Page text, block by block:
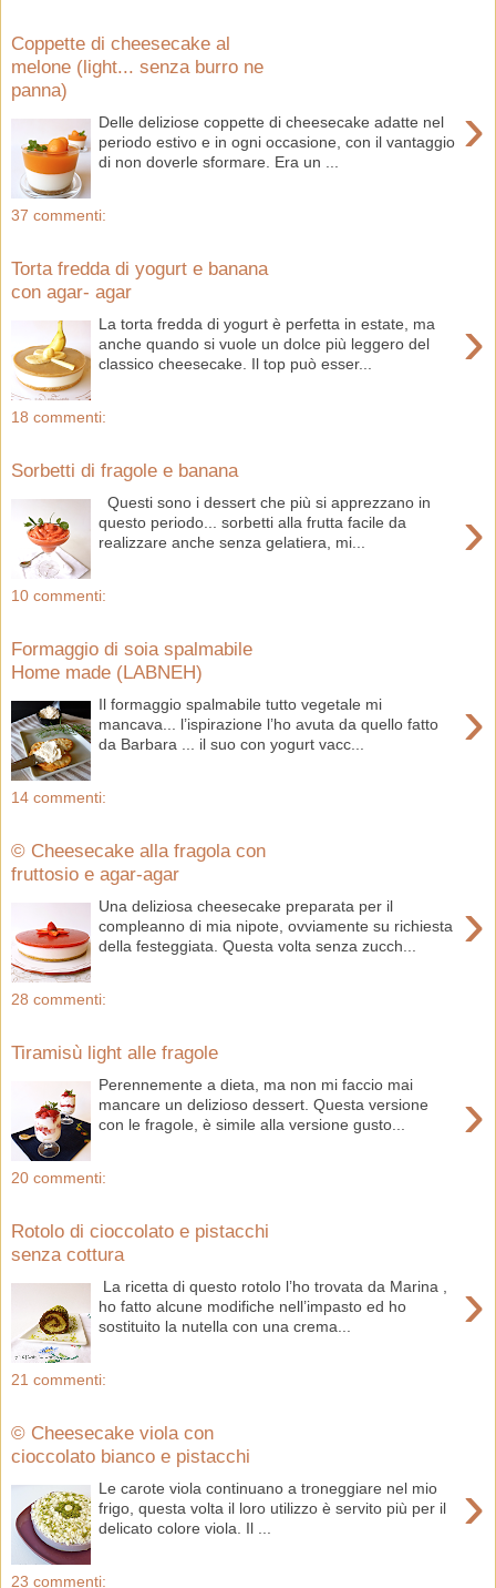
Coppette di cheesecake al
melone (light... senza burro ne
panna)
›
Delle deliziose coppette di cheesecake adatte nel
periodo estivo e in ogni occasione, con il vantaggio
di non doverle sformare. Era un ...
37 commenti:
Torta fredda di yogurt e banana
con agar- agar
›
La torta fredda di yogurt è perfetta in estate, ma
anche quando si vuole un dolce più leggero del
classico cheesecake. Il top può esser...
18 commenti:
Sorbetti di fragole e banana
›
Questi sono i dessert che più si apprezzano in
questo periodo... sorbetti alla frutta facile da
realizzare anche senza gelatiera, mi...
10 commenti:
Formaggio di soia spalmabile
Home made (LABNEH)
›
Il formaggio spalmabile tutto vegetale mi
mancava... l’ispirazione l’ho avuta da quello fatto
da Barbara ... il suo con yogurt vacc...
14 commenti:
© Cheesecake alla fragola con
fruttosio e agar-agar
›
Una deliziosa cheesecake preparata per il
compleanno di mia nipote, ovviamente su richiesta
della festeggiata. Questa volta senza zucch...
28 commenti:
Tiramisù light alle fragole
›
Perennemente a dieta, ma non mi faccio mai
mancare un delizioso dessert. Questa versione
con le fragole, è simile alla versione gusto...
20 commenti:
Rotolo di cioccolato e pistacchi
senza cottura
›
La ricetta di questo rotolo l’ho trovata da Marina ,
ho fatto alcune modifiche nell’impasto ed ho
sostituito la nutella con una crema...
21 commenti:
© Cheesecake viola con
cioccolato bianco e pistacchi
›
Le carote viola continuano a troneggiare nel mio
frigo, questa volta il loro utilizzo è servito più per il
delicato colore viola. Il ...
23 commenti: